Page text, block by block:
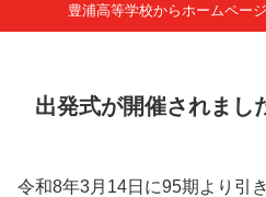
豊浦高等学校からホームペー
出発式が開催されまし
令和8年3月14日に95期より引